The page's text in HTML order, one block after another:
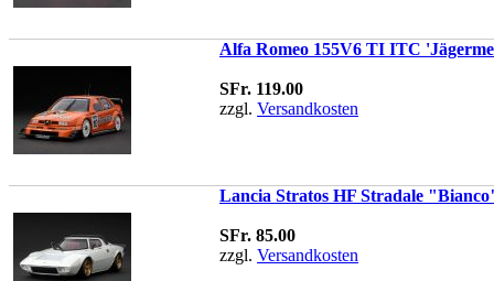
Alfa Romeo 155V6 TI ITC
SFr. 119.00
zzgl. Versandkosten
Lancia Stratos HF Stradale
SFr. 85.00
zzgl. Versandkosten